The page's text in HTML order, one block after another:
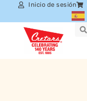
Inicio de sesión